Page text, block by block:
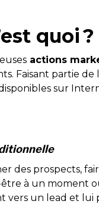
quoi ?
actions
Faisant partie de
sur
des prospects,
à un moment
vers un lead et lui